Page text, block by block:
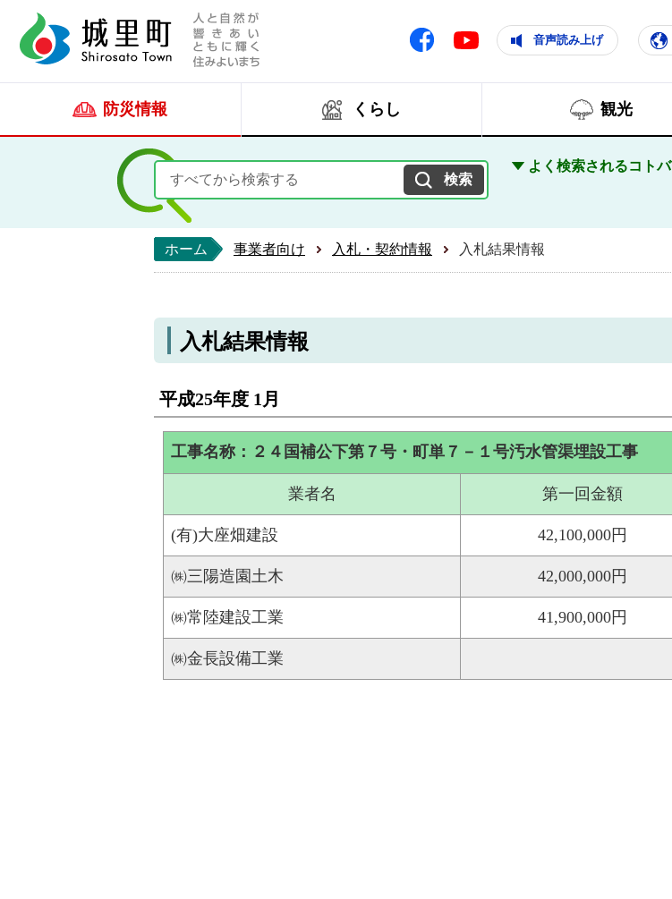
人と自然が響きあいともに輝く住みよいまち
Facebook Youtube 音声読み上げ
防災情報 くらし 観光
よく検索されるコトバ
ホーム 事業者向け 入札・契約情報 入札結果情報
入札結果情報
平成25年度 1月
工事名称：２４国補公下第７号・町単７－１号汚水管渠埋設工事
業者名 第一回金額
(有)大座畑建設 42,100,000円
㈱三陽造園土木 42,000,000円
㈱常陸建設工業 41,900,000円
㈱金長設備工業